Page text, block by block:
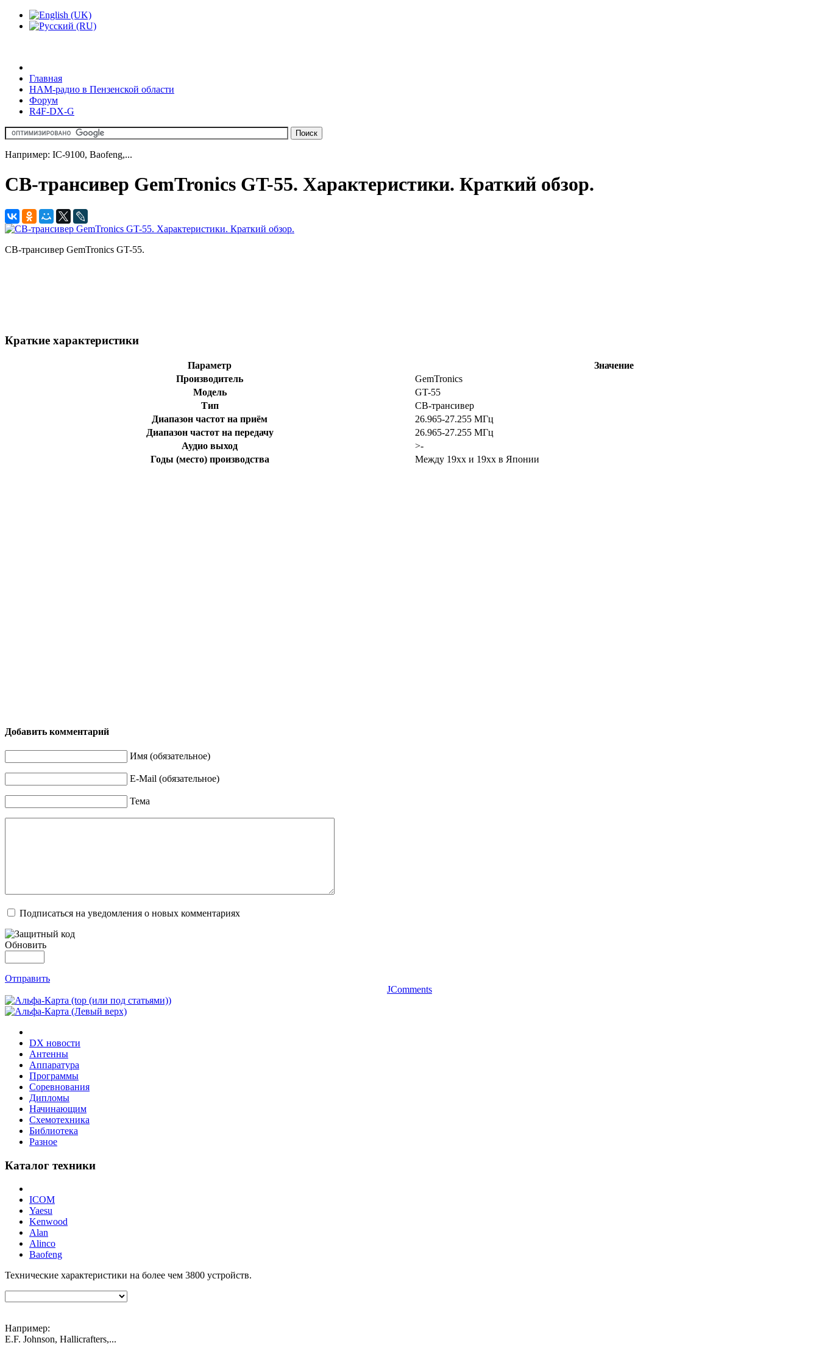
Главная
HAM-радио в Пензенской области
Форум
R4F-DX-G
Например: IC-9100, Baofeng,...
CB-трансивер GemTronics GT-55. Характеристики. Краткий обзор.
CB-трансивер GemTronics GT-55.
Краткие характеристики
Параметр
Значение
Производитель
GemTronics
Модель
GT-55
Тип
CB-трансивер
Диапазон частот на приём
26.965-27.255 МГц
Диапазон частот на передачу
26.965-27.255 МГц
Аудио выход
>-
Годы (место) производства
Между 19xx и 19xx в Японии
Добавить комментарий
Имя (обязательное)
E-Mail (обязательное)
Тема
Подписаться на уведомления о новых комментариях
Обновить
Отправить
JComments
DX новости
Антенны
Аппаратура
Программы
Соревнования
Дипломы
Начинающим
Схемотехника
Библиотека
Разное
Каталог техники
ICOM
Yaesu
Kenwood
Alan
Alinco
Baofeng
Технические характеристики на более чем 3800 устройств.
Например:
E.F. Johnson, Hallicrafters,...